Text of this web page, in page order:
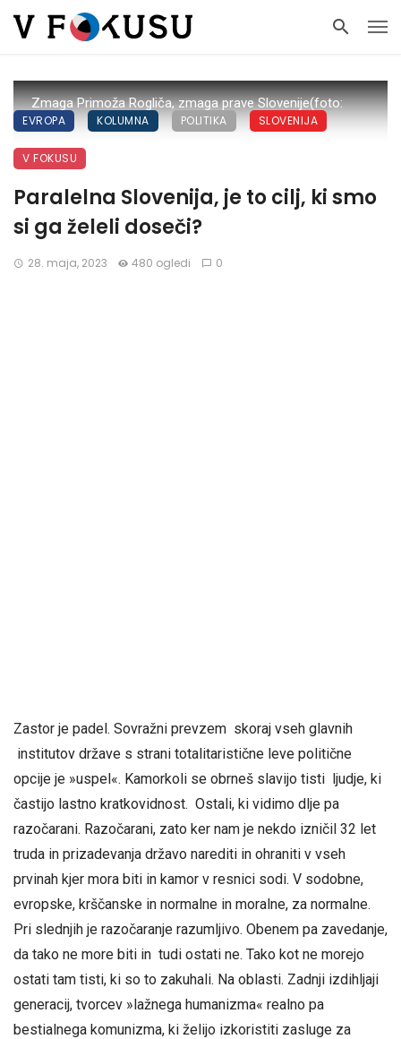
Zmaga Primoža Rogliča, zmaga prave Slovenije(foto:
STA)
EVROPA KOLUMNA POLITIKA SLOVENIJA
V FOKUSU
Paralelna Slovenija, je to cilj, ki smo
si ga želeli doseči?
28. maja, 2023 480 ogledi 0
Zastor je padel. Sovražni prevzem skoraj vseh glavnih
institutov države s strani totalitaristične leve politične
opcije je »uspel«. Kamorkoli se obrneš slavijo tisti ljudje, ki
častijo lastno kratkovidnost. Ostali, ki vidimo dlje pa
razočarani. Razočarani, zato ker nam je nekdo izničil 32 let
truda in prizadevanja državo narediti in ohraniti v vseh
prvinah kjer mora biti in kamor v resnici sodi. V sodobne,
evropske, krščanske in normalne in moralne, za normalne.
Pri slednjih je razočaranje razumljivo. Obenem pa zavedanje,
da tako ne more biti in tudi ostati ne. Tako kot ne morejo
ostati tam tisti, ki so to zakuhali. Na oblasti. Zadnji izdihljaji
generacij, tvorcev »lažnega humanizma« realno pa
bestialnega komunizma, ki želijo izkoristiti zasluge za